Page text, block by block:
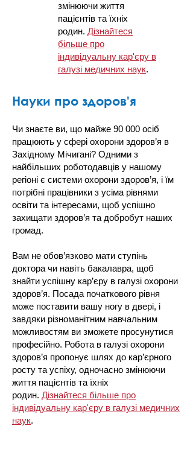
змінюючи життя
пацієнтів та їхніх
родин. Дізнайтеся
більше про
індивідуальну кар'єру в
галузі медичних наук.
Науки про здоров'я
Чи знаєте ви, що майже 90 000 осіб
працюють у сфері охорони здоров’я в
Західному Мічигані? Одними з
найбільших роботодавців у нашому
регіоні є системи охорони здоров’я, і їм
потрібні працівники з усіма рівнями
освіти та інтересами, щоб успішно
захищати здоров’я та добробут наших
громад.
Вам не обов’язково мати ступінь
доктора чи навіть бакалавра, щоб
знайти успішну кар’єру в галузі охорони
здоров’я. Посада початкового рівня
може поставити вашу ногу в двері, і
завдяки різноманітним навчальним
можливостям ви зможете просунутися
професійно. Робота в галузі охорони
здоров’я пропонує шлях до кар’єрного
росту та успіху, одночасно змінюючи
життя пацієнтів та їхніх
родин. Дізнайтеся більше про
індивідуальну кар'єру в галузі медичних
наук.